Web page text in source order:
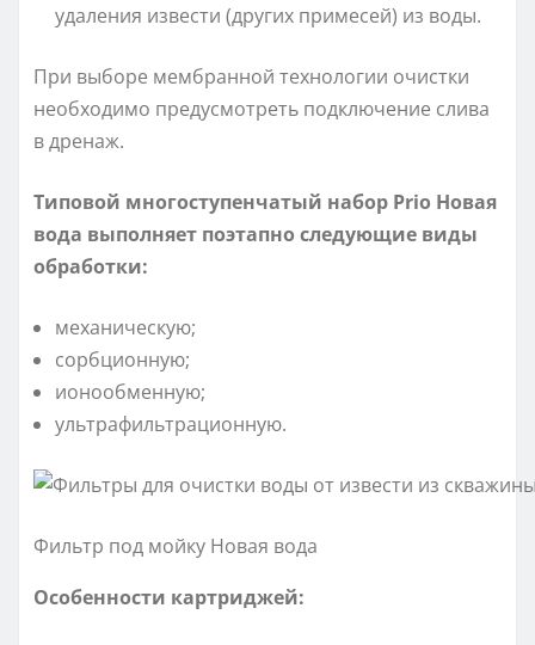
удаления извести (других примесей) из воды.
При выборе мембранной технологии очистки
необходимо предусмотреть подключение слива
в дренаж.
Типовой многоступенчатый набор Prio Новая
вода выполняет поэтапно следующие виды
обработки:
механическую;
сорбционную;
ионообменную;
ультрафильтрационную.
Фильтр под мойку Новая вода
Особенности картриджей: